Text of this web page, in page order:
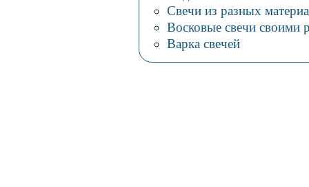
Свечи из разных
Восковые свечи своими
Варка свечей